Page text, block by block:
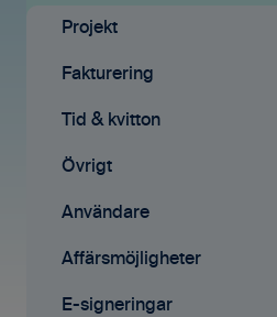
Ekonomisystem
Tid & Kvitton
Projekt
Fakturering (ny)
Kontakter
Avtal
Affärsmöjligheter
Konto & Betalning
Licenser
Tid & Kvitton
Projekt
Uppgifter
Fakturering
Fakturering (ny)
Projekt
Fakturering
Tid & kvitton
Övrigt
Användare
Affärsmöjligheter
E-signeringar